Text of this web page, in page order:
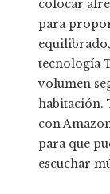
colocar
para
tecnología
volumen
habitación.
con
para que
escuchar